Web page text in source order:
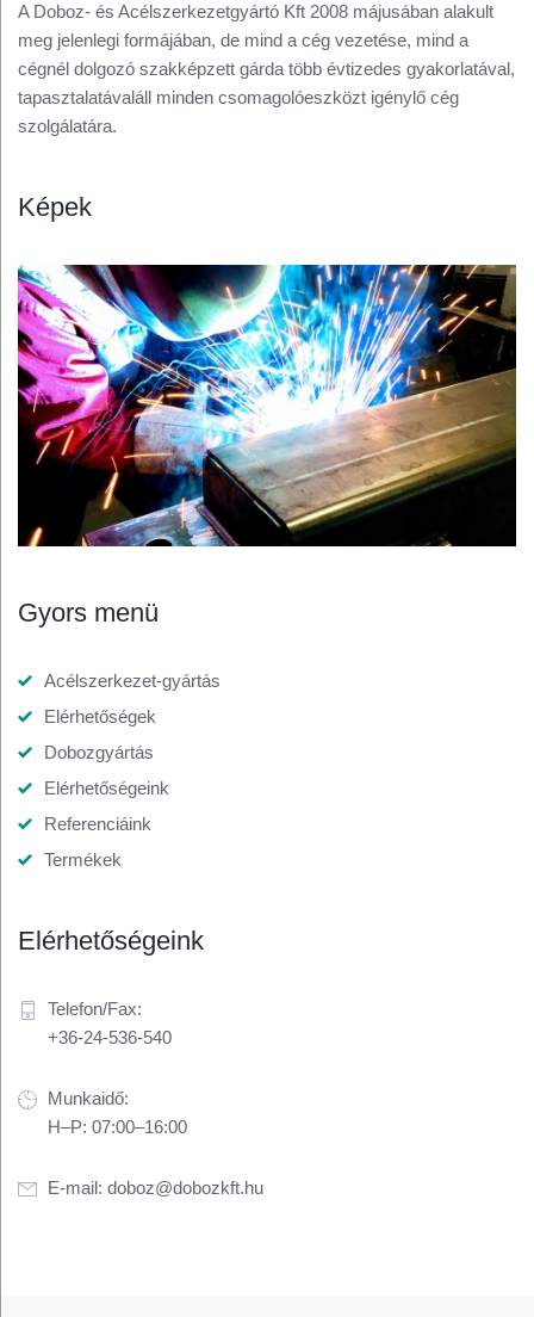
A Doboz- és Acélszerkezetgyártó Kft 2008 májusában alakult
meg jelenlegi formájában, de mind a cég vezetése, mind a
cégnél dolgozó szakképzett gárda több évtizedes gyakorlatával,
tapasztalatávaláll minden csomagolóeszközt igénylő cég
szolgálatára.
Képek
Gyors menü
Acélszerkezet-gyártás
Elérhetőségek
Dobozgyártás
Elérhetőségeink
Referenciáink
Termékek
Elérhetőségeink
Telefon/Fax:
+36-24-536-540
Munkaidő:
H–P: 07:00–16:00
E-mail: doboz@dobozkft.hu